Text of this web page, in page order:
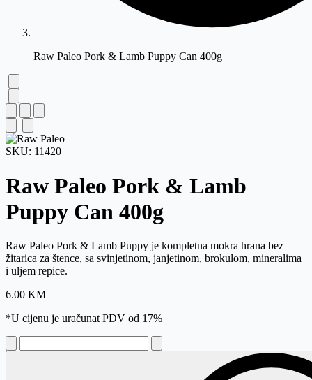
Raw Paleo Pork & Lamb Puppy Can 400g
SKU: 11420
Raw Paleo Pork & Lamb
Puppy Can 400g
Raw Paleo Pork & Lamb Puppy je kompletna mokra hrana bez
žitarica za štence, sa svinjetinom, janjetinom, brokulom, mineralima
i uljem repice.
6.00 KM
*U cijenu je uračunat PDV od 17%